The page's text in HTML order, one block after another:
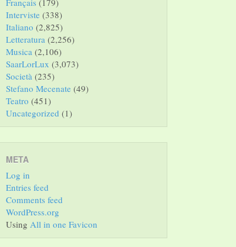
Français (179)
Interviste (338)
Italiano (2,825)
Letteratura (2,256)
Musica (2,106)
SaarLorLux (3,073)
Società (235)
Stefano Mecenate (49)
Teatro (451)
Uncategorized (1)
META
Log in
Entries feed
Comments feed
WordPress.org
Using All in one Favicon